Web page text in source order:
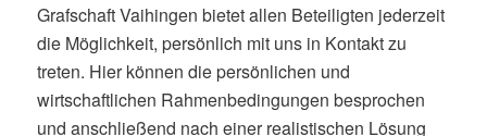
Grafschaft Vaihingen bietet allen Beteiligten jederzeit
die Möglichkeit, persönlich mit uns in Kontakt zu
treten. Hier können die persönlichen und
wirtschaftlichen Rahmenbedingungen besprochen
und anschließend nach einer realistischen Lösung